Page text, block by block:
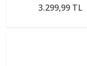
3.299,99 TL